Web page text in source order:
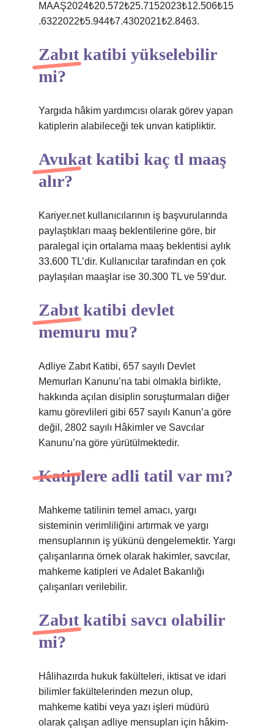
MAAŞ2024₺20.572₺25.7152023₺12.506₺15
.6322022₺5.944₺7.4302021₺2.8463.
Zabıt katibi yükselebilir
mi?
Yargıda hâkim yardımcısı olarak görev yapan
katiplerin alabileceği tek unvan katipliktir.
Avukat katibi kaç tl maaş
alır?
Kariyer.net kullanıcılarının iş başvurularında
paylaştıkları maaş beklentilerine göre, bir
paralegal için ortalama maaş beklentisi aylık
33.600 TL’dir. Kullanıcılar tarafından en çok
paylaşılan maaşlar ise 30.300 TL ve 59’dur.
Zabıt katibi devlet
memuru mu?
Adliye Zabıt Katibi, 657 sayılı Devlet
Memurları Kanunu’na tabi olmakla birlikte,
hakkında açılan disiplin soruşturmaları diğer
kamu görevlileri gibi 657 sayılı Kanun’a göre
değil, 2802 sayılı Hâkimler ve Savcılar
Kanunu’na göre yürütülmektedir.
Katiplere adli tatil var mı?
Mahkeme tatilinin temel amacı, yargı
sisteminin verimliliğini artırmak ve yargı
mensuplarının iş yükünü dengelemektir. Yargı
çalışanlarına örnek olarak hakimler, savcılar,
mahkeme katipleri ve Adalet Bakanlığı
çalışanları verilebilir.
Zabıt katibi savcı olabilir
mi?
Hâlihazırda hukuk fakülteleri, iktisat ve idari
bilimler fakültelerinden mezun olup,
mahkeme katibi veya yazı işleri müdürü
olarak çalışan adliye mensupları için hâkim-